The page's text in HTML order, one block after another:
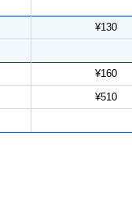
¥130
¥160
¥510